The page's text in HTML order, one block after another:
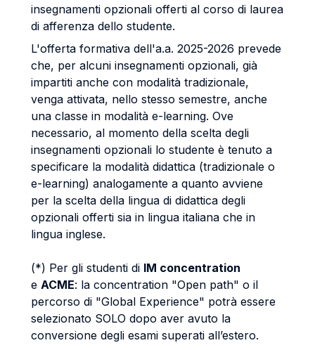
insegnamenti opzionali offerti al corso di laurea
di afferenza dello studente.
L'offerta formativa dell'a.a. 2025-2026 prevede
che, per alcuni insegnamenti opzionali, già
impartiti anche con modalità tradizionale,
venga attivata, nello stesso semestre, anche
una classe in modalità e-learning. Ove
necessario, al momento della scelta degli
insegnamenti opzionali lo studente è tenuto a
specificare la modalità didattica (tradizionale o
e-learning) analogamente a quanto avviene
per la scelta della lingua di didattica degli
opzionali offerti sia in lingua italiana che in
lingua inglese.
(*) Per gli studenti di IM concentration
e ACME: la concentration "Open path" o il
percorso di "Global Experience" potrà essere
selezionato SOLO dopo aver avuto la
conversione degli esami superati all’estero.